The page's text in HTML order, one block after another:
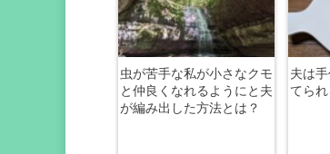
虫が苦手な私が小さなクモ
と仲良くなれるようにと夫
が編み出した方法とは？
夫は
てら